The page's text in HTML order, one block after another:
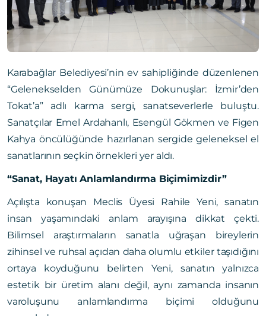
Karabağlar Belediyesi’nin ev sahipliğinde düzenlenen
“Gelenekselden Günümüze Dokunuşlar: İzmir’den
Tokat’a” adlı karma sergi, sanatseverlerle buluştu.
Sanatçılar Emel Ardahanlı, Esengül Gökmen ve Figen
Kahya öncülüğünde hazırlanan sergide geleneksel el
sanatlarının seçkin örnekleri yer aldı.
“Sanat, Hayatı Anlamlandırma Biçimimizdir”
Açılışta konuşan Meclis Üyesi Rahile Yeni, sanatın
insan yaşamındaki anlam arayışına dikkat çekti.
Bilimsel araştırmaların sanatla uğraşan bireylerin
zihinsel ve ruhsal açıdan daha olumlu etkiler taşıdığını
ortaya koyduğunu belirten Yeni, sanatın yalnızca
estetik bir üretim alanı değil, aynı zamanda insanın
varoluşunu anlamlandırma biçimi olduğunu